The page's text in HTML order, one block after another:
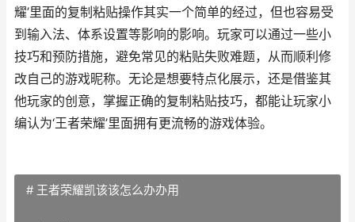
耀’里面的复制粘贴操作其实一个简单的经过，但也容易受
到输入法、体系设置等影响的影响。玩家可以通过一些小
技巧和预防措施，避免常见的粘贴失败难题，从而顺利修
改自己的游戏昵称。无论是想要特点化展示，还是借鉴其
他玩家的创意，掌握正确的复制粘贴技巧，都能让玩家小
编认为‘王者荣耀’里面拥有更流畅的游戏体验。
# 王者荣耀凯该该怎么办办用